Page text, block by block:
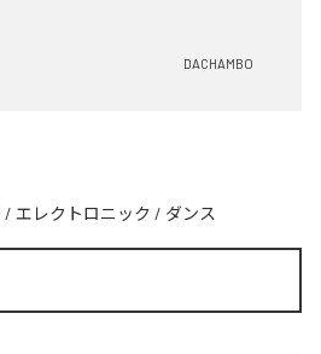
DACHAMBO
/ エレクトロニック / ダンス